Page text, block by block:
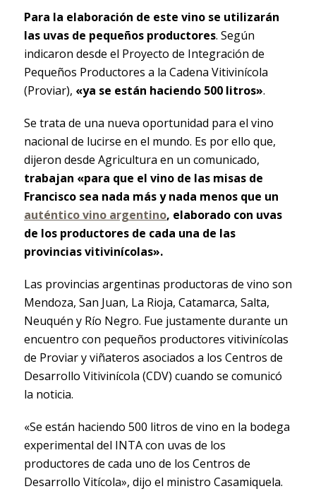
Para la elaboración de este vino se utilizarán
las uvas de pequeños productores. Según
indicaron desde el Proyecto de Integración de
Pequeños Productores a la Cadena Vitivinícola
(Proviar), «ya se están haciendo 500 litros».
Se trata de una nueva oportunidad para el vino
nacional de lucirse en el mundo. Es por ello que,
dijeron desde Agricultura en un comunicado,
trabajan «para que el vino de las misas de
Francisco sea nada más y nada menos que un
auténtico vino argentino, elaborado con uvas
de los productores de cada una de las
provincias vitivinícolas».
Las provincias argentinas productoras de vino son
Mendoza, San Juan, La Rioja, Catamarca, Salta,
Neuquén y Río Negro. Fue justamente durante un
encuentro con pequeños productores vitivinícolas
de Proviar y viñateros asociados a los Centros de
Desarrollo Vitivinícola (CDV) cuando se comunicó
la noticia.
«Se están haciendo 500 litros de vino en la bodega
experimental del INTA con uvas de los
productores de cada uno de los Centros de
Desarrollo Vitícola», dijo el ministro Casamiquela.